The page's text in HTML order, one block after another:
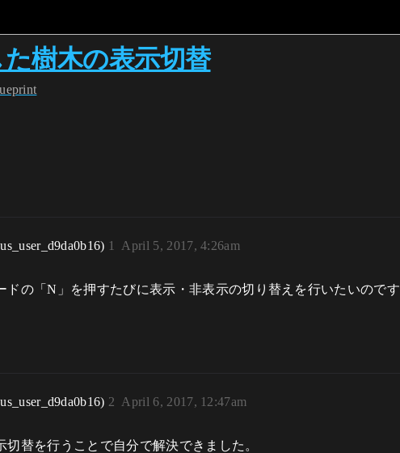
樹木の表示切替
April 5, 2017, 4:26am
1
ドの「N」を押すたびに表示・非表示の切り替えを行いたいので
April 6, 2017, 12:47am
2
替を行うことで自分で解決できました。